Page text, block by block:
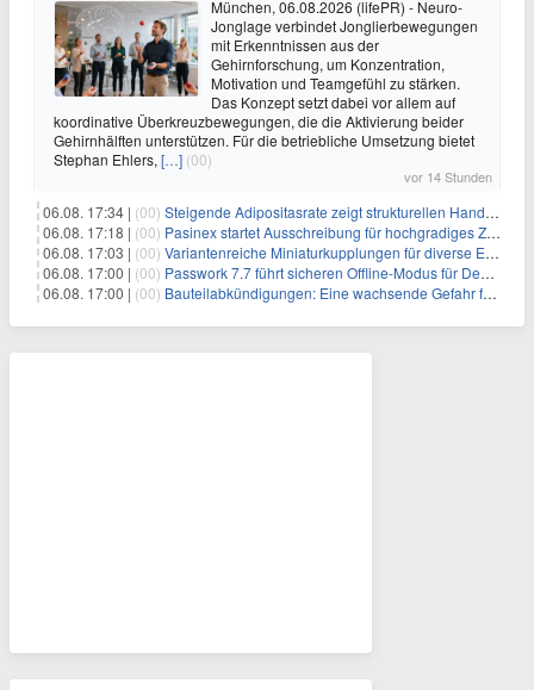
München, 06.08.2026 (lifePR) - Neuro-
Jonglage verbindet Jonglierbewegungen
mit Erkenntnissen aus der
Gehirnforschung, um Konzentration,
Motivation und Teamgefühl zu stärken.
Das Konzept setzt dabei vor allem auf
koordinative Überkreuzbewegungen, die die Aktivierung beider
Gehirnhälften unterstützen. Für die betriebliche Umsetzung bietet
Stephan Ehlers, […] (00)
vor 14 Stunden
06.08. 17:34 | (00) Steigende Adipositasrate zeigt strukturellen Handlungsbedarf bei der Ernährung schulpflichtiger Kinder
06.08. 17:18 | (00) Pasinex startet Ausschreibung für hochgradiges Zinksulfidkonzentrat mit Germanium- und Silbergehalten und stellt ein Betriebsupdate bereit
06.08. 17:03 | (00) Variantenreiche Miniaturkupplungen für diverse Einsatzbereiche
06.08. 17:00 | (00) Passwork 7.7 führt sicheren Offline-Modus für Desktop- und Mobile-Apps ein
06.08. 17:00 | (00) Bauteilabkündigungen: Eine wachsende Gefahr für industrielle Elektroniksysteme